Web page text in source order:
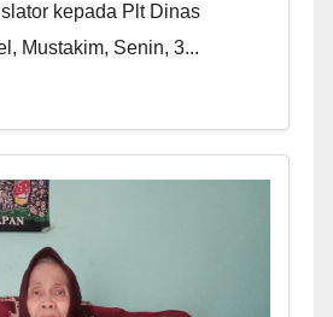
kepada Plt Dinas
Mustakim, Senin, 3...